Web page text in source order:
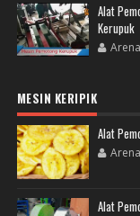
Alat
Kerupuk
MESIN KERIPIK
Alat
Alat